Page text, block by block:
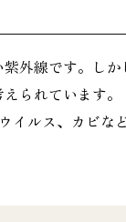
外線です。し
られています。
イルス、カビ